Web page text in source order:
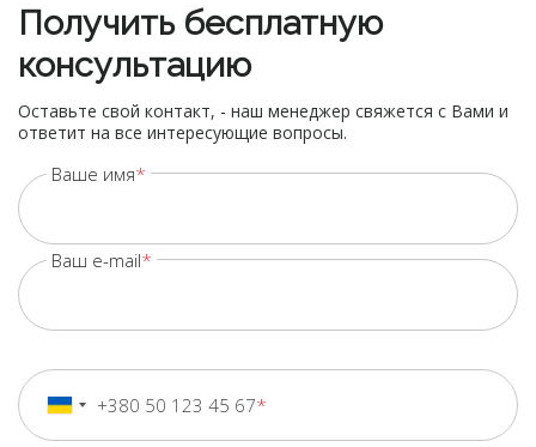
Получить бесплатную
консультацию
Оставьте свой контакт, - наш менеджер свяжется с Вами и
ответит на все интересующие вопросы.
Ваше имя
Ваш e-mail
Ukraine
+380
+380
+380 50 123 45 67